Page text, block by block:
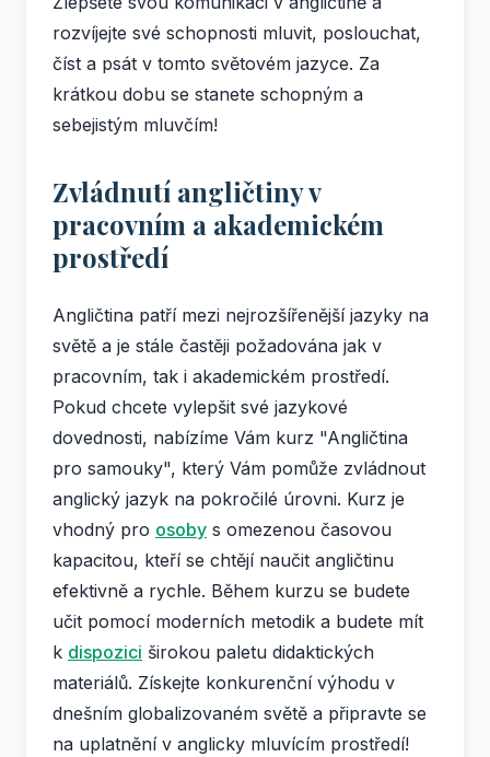
rozvíjejte své schopnosti mluvit, poslouchat,
číst a psát v tomto světovém jazyce. Za
krátkou dobu se stanete schopným a
sebejistým mluvčím!
Zvládnutí angličtiny v
pracovním a akademickém
prostředí
Angličtina patří mezi nejrozšířenější jazyky na
světě a je stále častěji požadována jak v
pracovním, tak i akademickém prostředí.
Pokud chcete vylepšit své jazykové
dovednosti, nabízíme Vám kurz "Angličtina
pro samouky", který Vám pomůže zvládnout
anglický jazyk na pokročilé úrovni. Kurz je
vhodný pro osoby s omezenou časovou
kapacitou, kteří se chtějí naučit angličtinu
efektivně a rychle. Během kurzu se budete
učit pomocí moderních metodik a budete mít
k dispozici širokou paletu didaktických
materiálů. Získejte konkurenční výhodu v
dnešním globalizovaném světě a připravte se
na uplatnění v anglicky mluvícím prostředí!